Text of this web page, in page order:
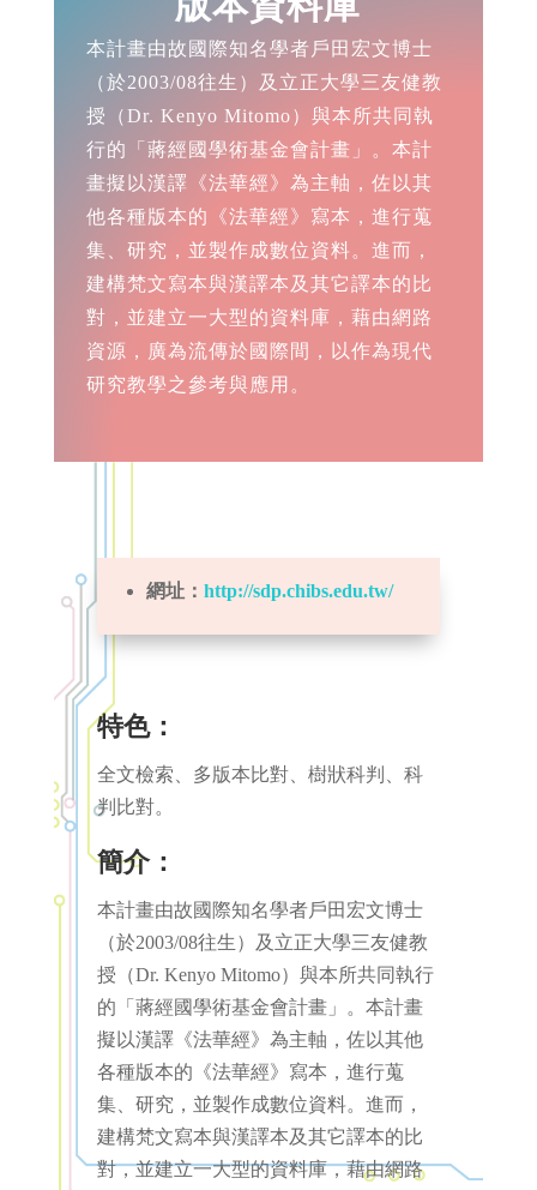
本計畫由故國際知名學者戶田宏文博士
（於2003/08往生）及立正大學三友健教
授（Dr. Kenyo Mitomo）與本所共同執
行的「蔣經國學術基金會計畫」。本計
畫擬以漢譯《法華經》為主軸，佐以其
他各種版本的《法華經》寫本，進行蒐
集、研究，並製作成數位資料。進而，
建構梵文寫本與漢譯本及其它譯本的比
對，並建立一大型的資料庫，藉由網路
資源，廣為流傳於國際間，以作為現代
研究教學之參考與應用。
網址： http://sdp.chibs.edu.tw/
特色：
全文檢索、多版本比對、樹狀科判、科
判比對。
簡介：
本計畫由故國際知名學者戶田宏文博士
（於2003/08往生）及立正大學三友健教
授（Dr. Kenyo Mitomo）與本所共同執行
的「蔣經國學術基金會計畫」。本計畫
擬以漢譯《法華經》為主軸，佐以其他
各種版本的《法華經》寫本，進行蒐
集、研究，並製作成數位資料。進而，
建構梵文寫本與漢譯本及其它譯本的比
對，並建立一大型的資料庫，藉由網路